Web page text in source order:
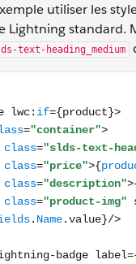
utiliser les
Lightning standard.
text-heading_medium